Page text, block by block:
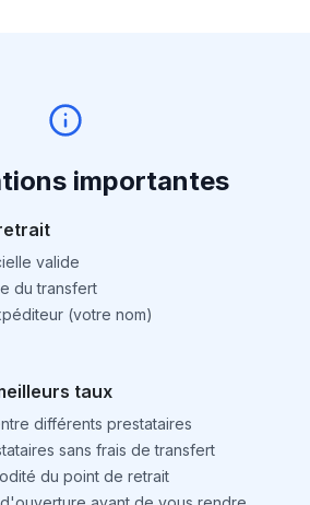
importantes
valide
du transfert
(votre nom)
taux
différents prestataires
sans frais de transfert
du point de retrait